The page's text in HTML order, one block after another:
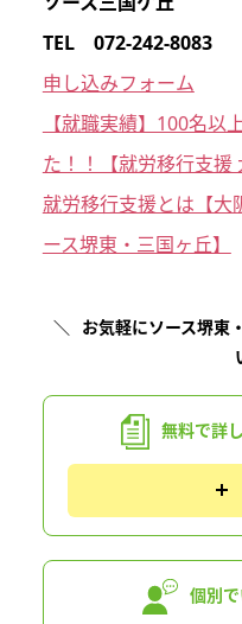
TEL 072-242-8083
申し込みフォーム
【就職実績】100名以
た！！【就労移行支援
就労移行支援とは【大
ース堺東・三国ヶ丘】
お気軽にソース堺東
無料で詳
個別